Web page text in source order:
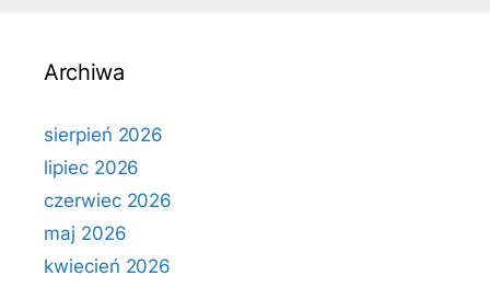
Archiwa
sierpień 2026
lipiec 2026
czerwiec 2026
maj 2026
kwiecień 2026